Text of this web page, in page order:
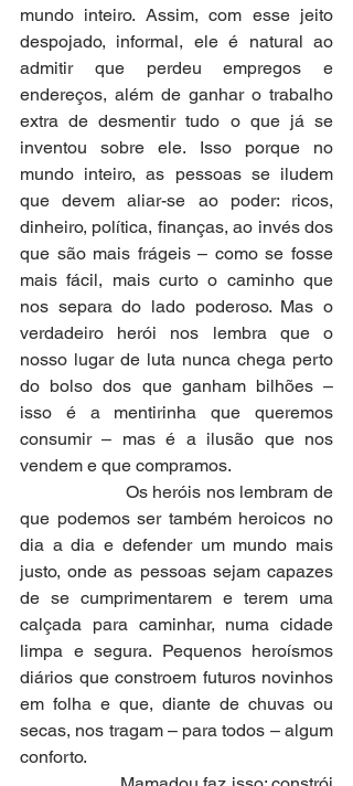
mundo inteiro. Assim, com esse jeito
despojado, informal, ele é natural ao
admitir que perdeu empregos e
endereços, além de ganhar o trabalho
extra de desmentir tudo o que já se
inventou sobre ele. Isso porque no
mundo inteiro, as pessoas se iludem
que devem aliar-se ao poder: ricos,
dinheiro, política, finanças, ao invés dos
que são mais frágeis – como se fosse
mais fácil, mais curto o caminho que
nos separa do lado poderoso. Mas o
verdadeiro herói nos lembra que o
nosso lugar de luta nunca chega perto
do bolso dos que ganham bilhões –
isso é a mentirinha que queremos
consumir – mas é a ilusão que nos
vendem e que compramos.
Os heróis nos lembram de
que podemos ser também heroicos no
dia a dia e defender um mundo mais
justo, onde as pessoas sejam capazes
de se cumprimentarem e terem uma
calçada para caminhar, numa cidade
limpa e segura. Pequenos heroísmos
diários que constroem futuros novinhos
em folha e que, diante de chuvas ou
secas, nos tragam – para todos – algum
conforto.